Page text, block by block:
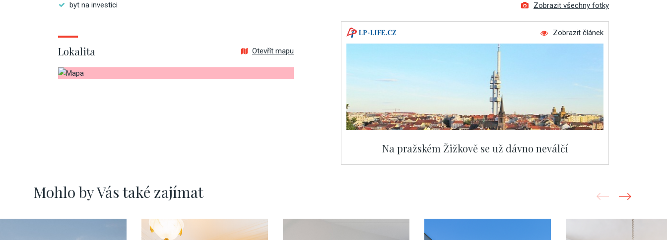
Zobrazit všechny fotky
Zobrazit článek
Na pražském Žižkově se už dávno neválčí
byt na investici
Lokalita Otevřít mapu
Mohlo by Vás také zajímat